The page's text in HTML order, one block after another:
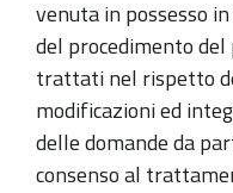
venuta in possesso
del procedimento
trattati nel rispetto
modificazioni ed
delle domande da
consenso al